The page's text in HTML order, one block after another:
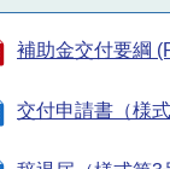
補助金交付要綱
交付申請書（様